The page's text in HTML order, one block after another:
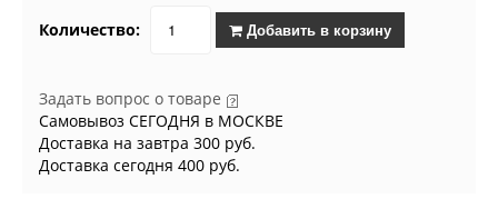
Количество: Добавить в корзину
Задать вопрос о товаре
Самовывоз СЕГОДНЯ в МОСКВЕ
Доставка на завтра 300 руб.
Доставка сегодня 400 руб.